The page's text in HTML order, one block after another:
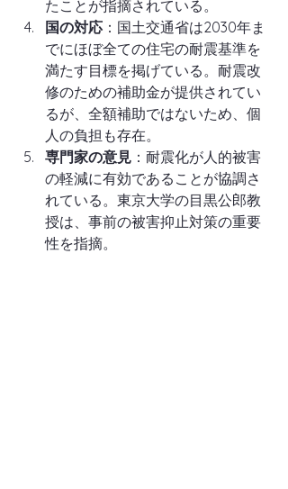
たことが指摘されている。
国の対応 ：国土交通省は2030年ま
でにほぼ全ての住宅の耐震基準を
満たす目標を掲げている。耐震改
修のための補助金が提供されてい
るが、全額補助ではないため、個
人の負担も存在。
専門家の意見 ：耐震化が人的被害
の軽減に有効であることが協調さ
れている。東京大学の目黒公郎教
授は、事前の被害抑止対策の重要
性を指摘。